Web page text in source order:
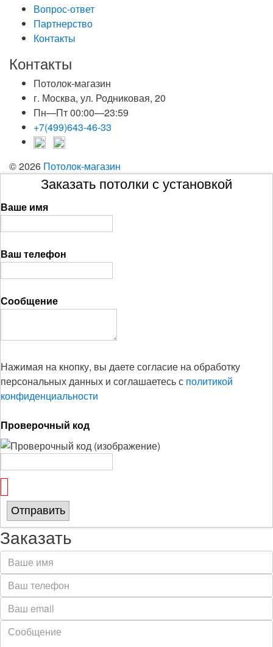
Вопрос-ответ
Партнерство
Контакты
Контакты
Потолок-магазин
г. Москва, ул. Родниковая, 20
Пн—Пт 00:00—23:59
+7(499)643-46-33
© 2026 Потолок-магазин
Заказать потолки с установкой
Ваше имя
Ваш телефон
Сообщение
Нажимая на кнопку, вы даете согласие на обработку
персональных данных и соглашаетесь с политикой
конфиденциальности
Проверочный код
Отправить
Заказать